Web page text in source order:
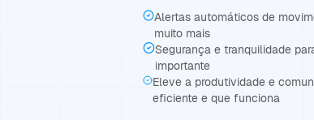
Alertas automáticos de
muito mais
Segurança e tranquilidade
importante
Eleve a produtividade e
eficiente e que funciona